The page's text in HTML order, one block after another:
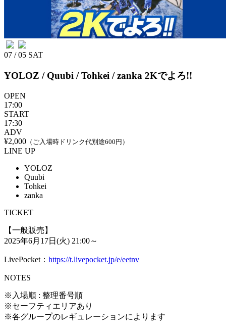
07 / 05 SAT
YOLOZ / Quubi / Tohkei / zanka 2Kでよろ!!
OPEN
17:00
START
17:30
ADV
¥2,000 （ご入場時ドリンク代別途600円）
LINE UP
YOLOZ
Quubi
Tohkei
zanka
TICKET
【一般販売】
2025年6月17日(火) 21:00～
LivePocket： https://t.livepocket.jp/e/eetnv
NOTES
※入場順 : 整理番号順
※セーフティエリアあり
※各グループのレギュレーションによります